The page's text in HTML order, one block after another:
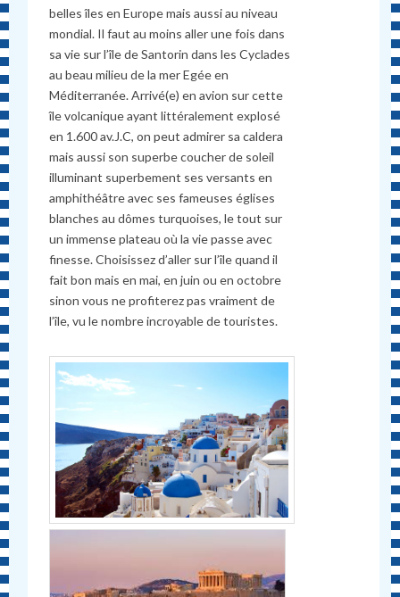
belles îles en Europe mais aussi au niveau
mondial. Il faut au moins aller une fois dans
sa vie sur l’île de Santorin dans les Cyclades
au beau milieu de la mer Egée en
Méditerranée. Arrivé(e) en avion sur cette
île volcanique ayant littéralement explosé
en 1.600 av.J.C, on peut admirer sa caldera
mais aussi son superbe coucher de soleil
illuminant superbement ses versants en
amphithéâtre avec ses fameuses églises
blanches au dômes turquoises, le tout sur
un immense plateau où la vie passe avec
finesse. Choisissez d’aller sur l’île quand il
fait bon mais en mai, en juin ou en octobre
sinon vous ne profiterez pas vraiment de
l’île, vu le nombre incroyable de touristes.